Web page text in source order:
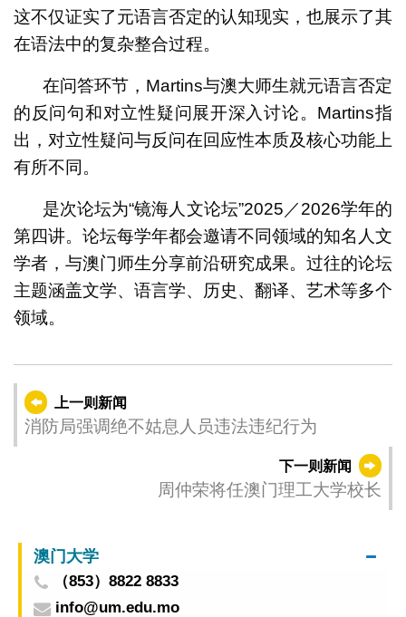
这不仅证实了元语言否定的认知现实，也展示了其
在语法中的复杂整合过程。
在问答环节，Martins与澳大师生就元语言否定
的反问句和对立性疑问展开深入讨论。Martins指
出，对立性疑问与反问在回应性本质及核心功能上
有所不同。
是次论坛为“镜海人文论坛”2025／2026学年的
第四讲。论坛每学年都会邀请不同领域的知名人文
学者，与澳门师生分享前沿研究成果。过往的论坛
主题涵盖文学、语言学、历史、翻译、艺术等多个
领域。
上一则新闻
消防局强调绝不姑息人员违法违纪行为
下一则新闻
周仲荣将任澳门理工大学校长
澳门大学
（853）8822 8833
info@um.edu.mo